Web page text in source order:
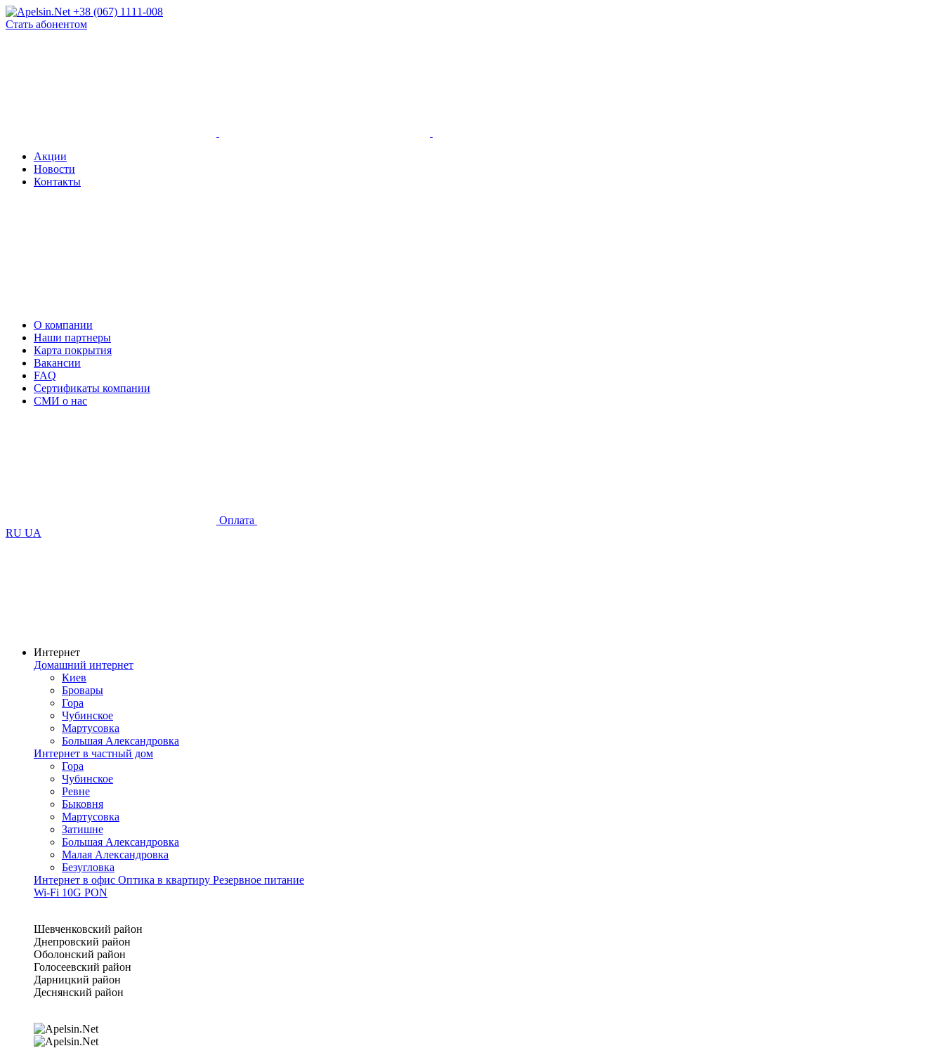
+38 (067) 1111-008
Стать абонентом
Акции
Новости
Контакты
О компании
Наши партнеры
Карта покрытия
Вакансии
FAQ
Сертификаты компании
СМИ о нас
Оплата
RU UA
Интернет
Домашний интернет
Киев
Бровары
Гора
Чубинское
Мартусовка
Большая Александровка
Интернет в частный дом
Гора
Чубинское
Ревне
Быковня
Мартусовка
Затишне
Большая Александровка
Малая Александровка
Безугловка
Интернет в офис Оптика в квартиру Резервное питание
Wi-Fi 10G PON
Шевченковский район
Днепровский район
Оболонский район
Голосеевский район
Дарницкий район
Деснянский район